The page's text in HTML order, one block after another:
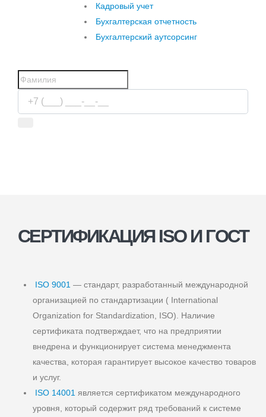
Кадровый учет
Бухгалтерская отчетность
Бухгалтерский аутсорсинг
СЕРТИФИКАЦИЯ ISO И ГОСТ
ISO 9001 — стандарт, разработанный международной
организацией по стандартизации ( International
Organization for Standardization, ISO). Наличие
сертификата подтверждает, что на предприятии
внедрена и функционирует система менеджмента
качества, которая гарантирует высокое качество товаров
и услуг.
ISO 14001 является сертификатом международного
уровня, который содержит ряд требований к системе